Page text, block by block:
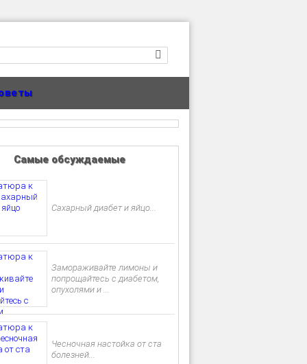
Самые обсуждаемые
Сахарный диабет и яйцо...
Замораживайте лимоны и
попрощайтесь с диабетом,
опухолями и ...
Чесночная настойка от ста
болезней...